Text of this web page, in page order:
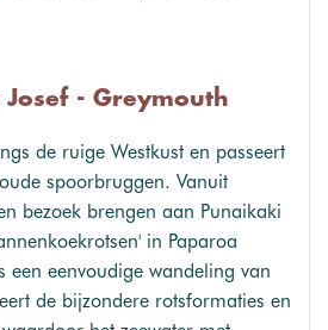
- Greymouth
de ruige Westkust en passeert
spoorbruggen. Vanuit
bezoek brengen aan Punaikaki
in Paparoa
een eenvoudige wandeling van
de bijzondere rotsformaties en